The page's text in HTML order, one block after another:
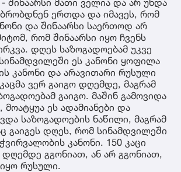
ერთდა და იმავეს, რომ
და შინაარსი საერთოდ არ
რომ შინაარსი იყო ჩვენს
დღეს საზოგადოებამ უკვე
ეს კანონი ყოფილა
კანონი და არავითარი რუსული
ვერ გაიგო დღემდე, მაგრამ
გაიგო. მაშინ გამოვიდა
მოატყუა ეს ადამიანები და
საზოგადოების ნაწილი, მაგრამ
გაიგეს დღეს, რომ სინამდვილეში
კანონი. 150 კაცი
გგონიათ, ან არ გგონიათ,
რუსული.